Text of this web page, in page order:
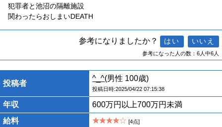
犯罪者と池沼の隔離施設
関わったらおしまいDEATH
参考になりましたか？
参考になった人の数：6人中6人
投稿者
^_^(男性 100歳)
投稿日時:2025/04/22 07:15:38
年収
600万円以上700万円未満
給料
[4点]